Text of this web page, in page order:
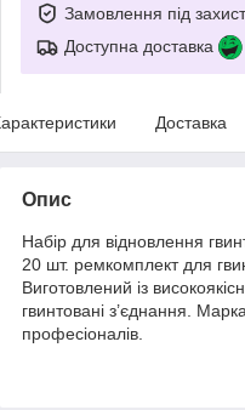
Замовлення під
Доступна доставка
Доставка
Опис
Набір для відновлення
20 шт. ремкомплект для
Виготовлений із
гвинтовані з’єднання.
професіоналів.